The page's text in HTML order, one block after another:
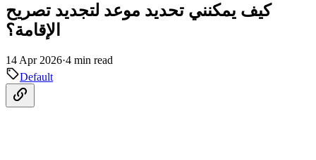
كيف يمكنني تحديد موعد لتجديد تصريح
الإقامة؟
14 Apr 2026·4 min read
Default